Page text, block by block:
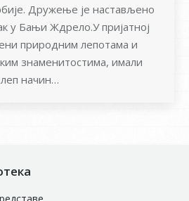
Дружење је настављено
у Бањи Ждрело.У пријатној
природним лепотама и
знаменитостима, имали
начин…